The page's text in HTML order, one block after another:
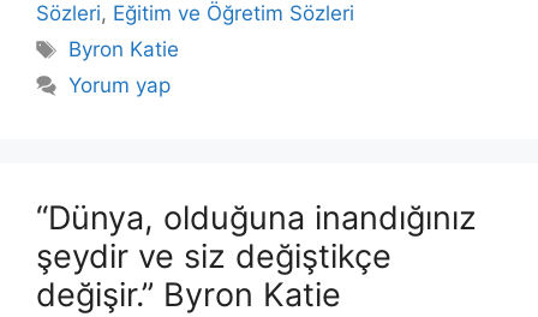
Sözleri, Eğitim ve Öğretim Sözleri
Etiketler
Byron Katie
Yorum yap
“Dünya, olduğuna inandığınız
şeydir ve siz değiştikçe
değişir.” Byron Katie